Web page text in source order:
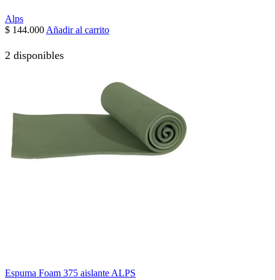
Alps
$ 144.000 Añadir al carrito
2 disponibles
Espuma Foam 375 aislante ALPS